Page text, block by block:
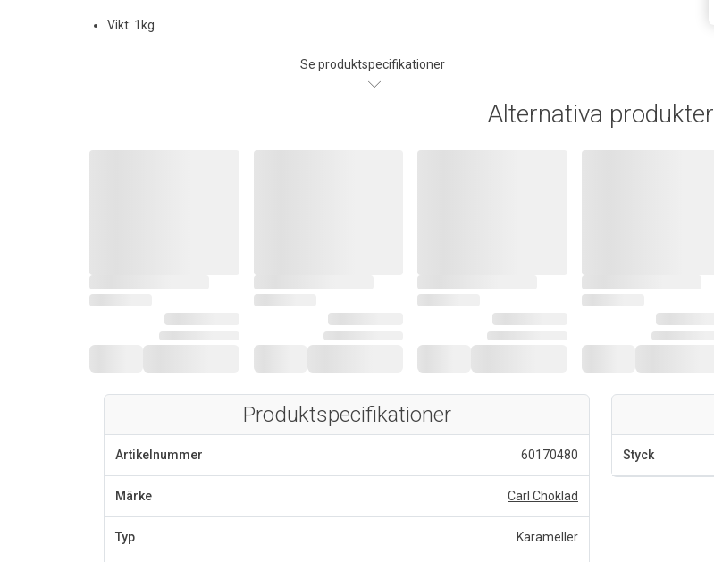
Vikt: 1kg
Se produktspecifikationer
Alternativa produkter
Produktspecifikationer
Artikelnummer 60170480
Märke Carl Choklad
Typ Karameller
Styck